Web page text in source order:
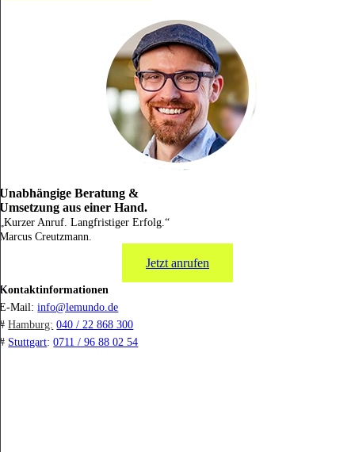
Unabhängige Beratung &
Umsetzung aus einer Hand.
„Kurzer Anruf. Langfristiger Erfolg.“
Marcus Creutzmann.
Jetzt anrufen
Kontaktinformationen
E-Mail:info@lemundo.de
#Hamburg: 040 / 22 868 300
# Stuttgart:0711 / 96 88 02 54